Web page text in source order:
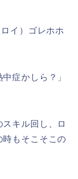
イ）ゴレホホ
症かしら？」
キル回し、ロ
もそこそこの